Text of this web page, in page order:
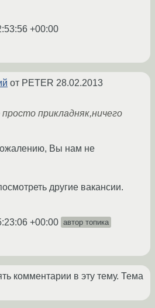
+00:00
от PETER 28.02.2013
прикладняк,ничего
Вы нам не
другие вакансии.
+00:00 автор топика
комментарии в эту тему. Тема